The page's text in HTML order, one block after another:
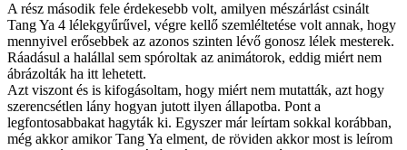
A rész második fele érdekesebb volt, amilyen mészárlást csinált
Tang Ya 4 lélekgyűrűvel, végre kellő szemléltetése volt annak, hogy
mennyivel erősebbek az azonos szinten lévő gonosz lélek mesterek.
Ráadásul a halállal sem spóroltak az animátorok, eddig miért nem
ábrázolták ha itt lehetett.
Azt viszont és is kifogásoltam, hogy miért nem mutatták, azt hogy
szerencsétlen lány hogyan jutott ilyen állapotba. Pont a
legfontosabbakat hagyták ki. Egyszer már leírtam sokkal korábban,
még akkor amikor Tang Ya elment, de röviden akkor most is leírom